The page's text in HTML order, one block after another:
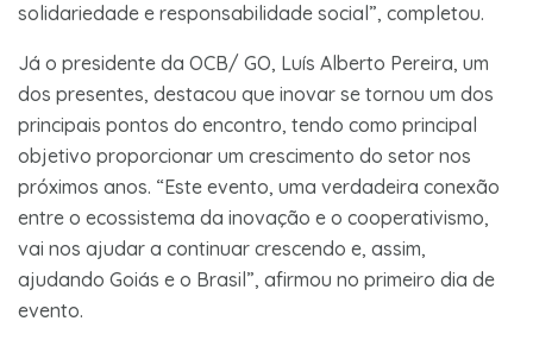
solidariedade e responsabilidade social”, completou.
Já o presidente da OCB/ GO, Luís Alberto Pereira, um
dos presentes, destacou que inovar se tornou um dos
principais pontos do encontro, tendo como principal
objetivo proporcionar um crescimento do setor nos
próximos anos. “Este evento, uma verdadeira conexão
entre o ecossistema da inovação e o cooperativismo,
vai nos ajudar a continuar crescendo e, assim,
ajudando Goiás e o Brasil”, afirmou no primeiro dia de
evento.